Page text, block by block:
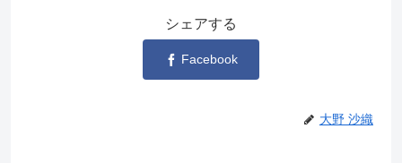
シェアする
Facebook
大野 沙織